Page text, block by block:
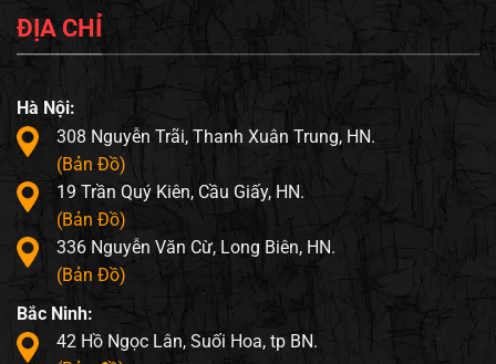
ĐỊA CHỈ
Hà Nội:
308 Nguyễn Trãi, Thanh Xuân Trung, HN.
(Bản Đồ)
19 Trần Quý Kiên, Cầu Giấy, HN.
(Bản Đồ)
336 Nguyễn Văn Cừ, Long Biên, HN.
(Bản Đồ)
Bắc Ninh:
42 Hồ Ngọc Lân, Suối Hoa, tp BN.